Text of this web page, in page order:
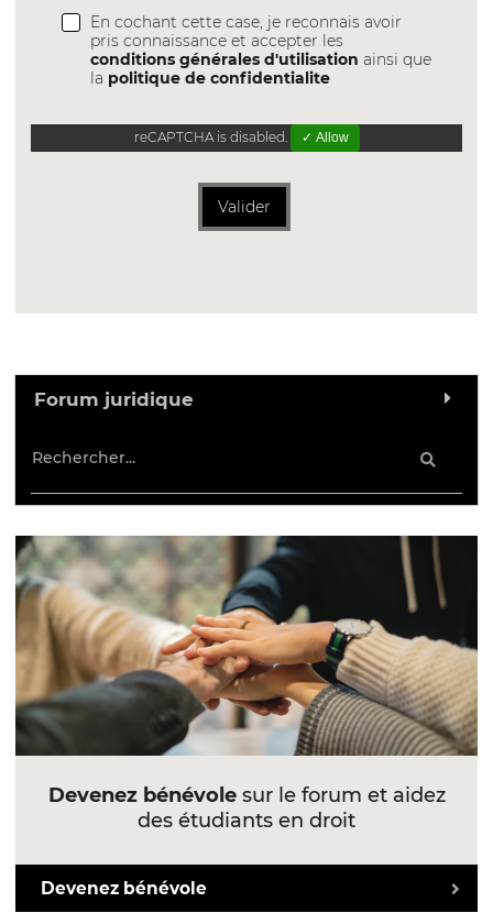
En cochant cette case, je reconnais avoir
pris connaissance et accepter les
conditions générales d'utilisation ainsi que
la politique de confidentialite
reCAPTCHA is disabled. ✓ Allow
Valider
Forum juridique
Devenez bénévolesur le forum et aidez
des étudiants en droit
Devenez bénévole